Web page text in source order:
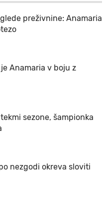
preživnine: Anamaria
Anamaria v boju z
sezone, šampionka
nezgodi okreva sloviti